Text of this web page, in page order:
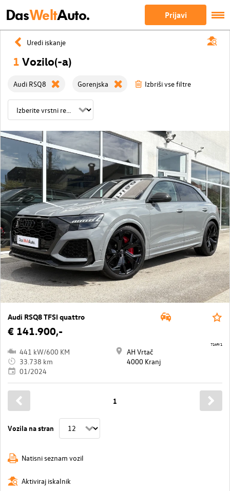
DasWeltAuto. Prijavi
Uredi iskanje
1 Vozilo(-a)
Audi RSQ8 Gorenjska Izbriši vse filtre
Audi RSQ8 TFSI quattro
€ 141.900,-
441 kW/600 KM
33.738 km
01/2024
AH Vrtač
4000 Kranj
7149/1
Vozila na stran
1
Natisni seznam vozil
Aktiviraj iskalnik